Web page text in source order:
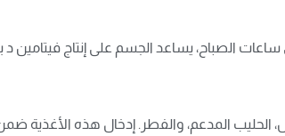
الحليب المدعم، والفطر. إدخال هذه الأغذية